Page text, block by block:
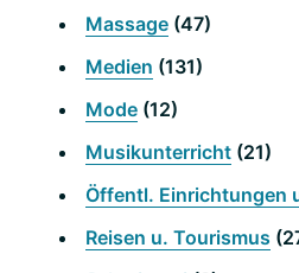
Massage (47)
Medien (131)
Mode (12)
Musikunterricht (21)
Öffentl. Einrichtungen
Reisen u. Tourismus